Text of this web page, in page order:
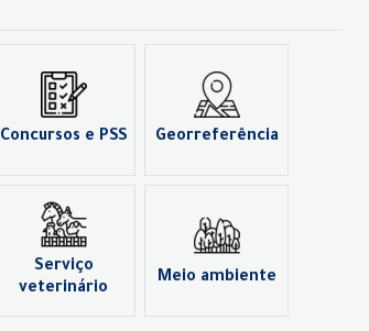
Concursos e PSS Georreferência
Serviço
veterinário
Meio ambiente